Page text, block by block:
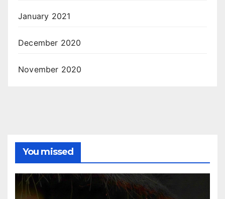
January 2021
December 2020
November 2020
You missed